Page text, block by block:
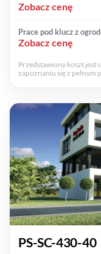
Zobacz cenę
Prace pod klucz z
Zobacz cenę
Przedstawiony koszt jest
zapoznaniu się z
PS-SC-430-40